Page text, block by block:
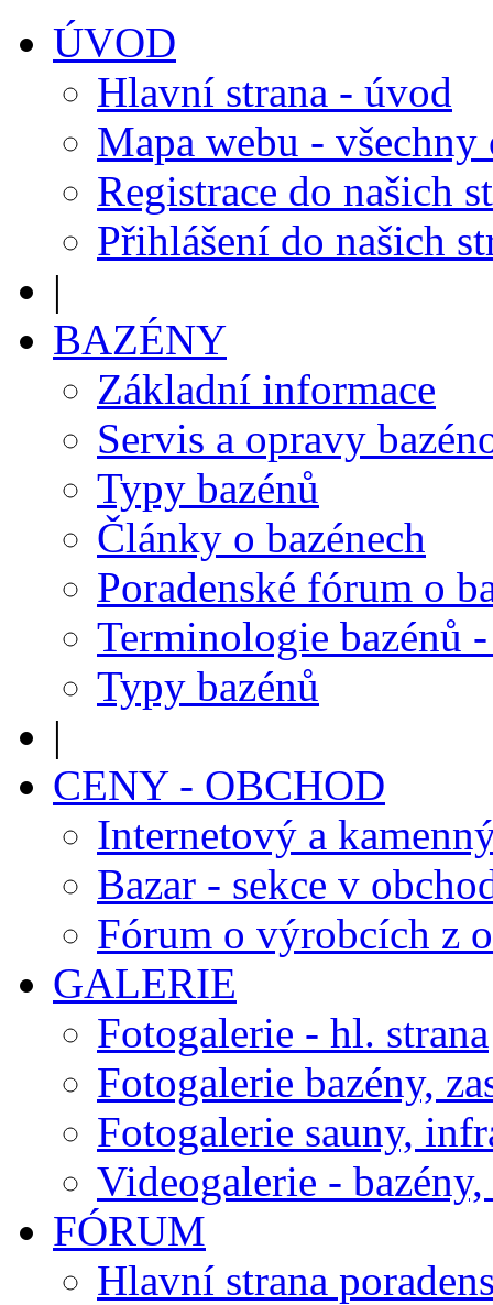
ÚVOD
Hlavní strana - úvod
Mapa webu - všechny
Registrace do našich
Přihlášení do našich
|
BAZÉNY
Základní informace
Servis a opravy
Typy bazénů
Články o bazénech
Poradenské fórum o
Terminologie bazénů
Typy bazénů
|
CENY - OBCHOD
Internetový a
Bazar - sekce v
Fórum o výrobcích z
GALERIE
Fotogalerie - hl. strana
Fotogalerie bazény,
Fotogalerie sauny,
Videogalerie - bazény,
FÓRUM
Hlavní strana